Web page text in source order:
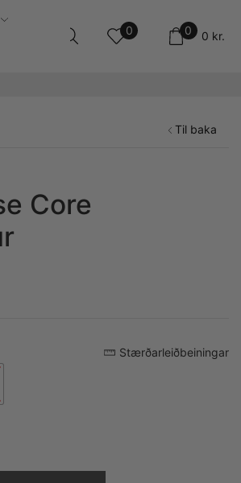
0 0 0 kr.
Til baka
Core
Stærðarleiðbeiningar